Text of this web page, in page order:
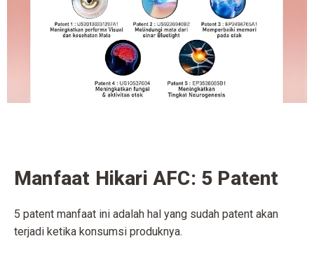
Manfaat Hikari AFC: 5 Patent
5 patent manfaat ini adalah hal yang sudah patent akan
terjadi ketika konsumsi produknya.